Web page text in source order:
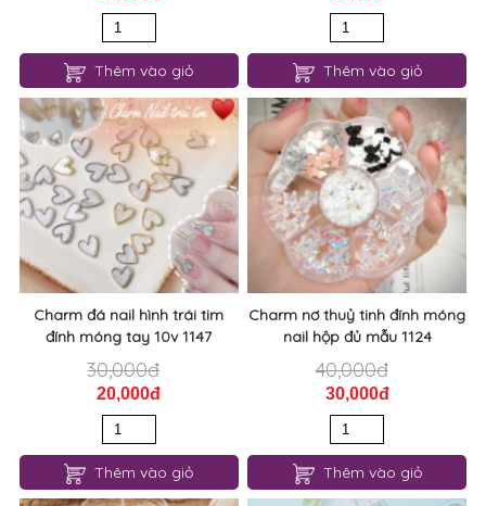
Thêm vào giỏ Thêm vào giỏ
Charm đá nail hình trái tim
đính móng tay 10v 1147
30,000đ
20,000đ
Thêm vào giỏ
Charm nơ thuỷ tinh đính móng
nail hộp đủ mẫu 1124
40,000đ
30,000đ
Thêm vào giỏ